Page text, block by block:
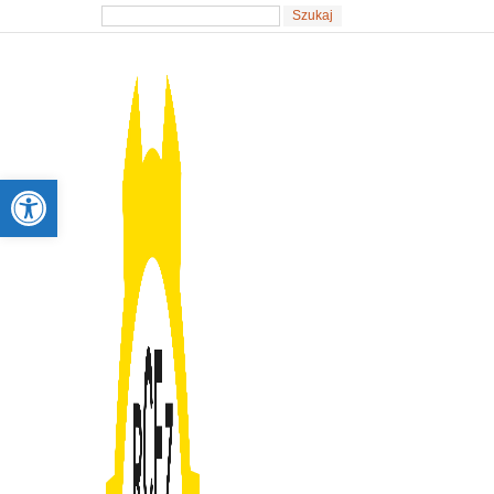
Otwórz pasek narzędzi